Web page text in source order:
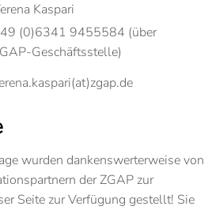
Kaspari
(0)6341 9455584 (über
Geschäftsstelle)
wurden dankenswerterweise von
der ZGAP zur
Seite zur Verfügung gestellt! Sie